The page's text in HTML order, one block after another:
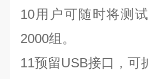
10用户可随时将测
2000组。
11预留USB接口，可